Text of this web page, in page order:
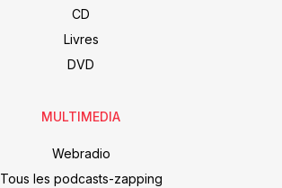
CD
Livres
DVD
MULTIMEDIA
Webradio
Tous les podcasts-zapping